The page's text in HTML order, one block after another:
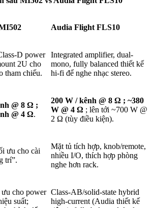
Audia Flight FLS10
D power
2U cho
tham chiếu.
Integrated amplifier, dual-
mono, fully balanced thiết kế
hi-fi để nghe nhạc stereo.
@ 8 Ω ;
@ 4 Ω.
200 W / kênh @ 8 Ω ; ~380
W @ 4 Ω ; lên tới ~700 W @
2 Ω (tùy điều kiện).
ưu cho cài
trí”.
Mặt tủ tích hợp, knob/remote,
nhiều I/O, thích hợp phòng
nghe hơn rack.
cho power
suất;
Class-AB/solid-state hybrid
high-current (Audia thiết kế